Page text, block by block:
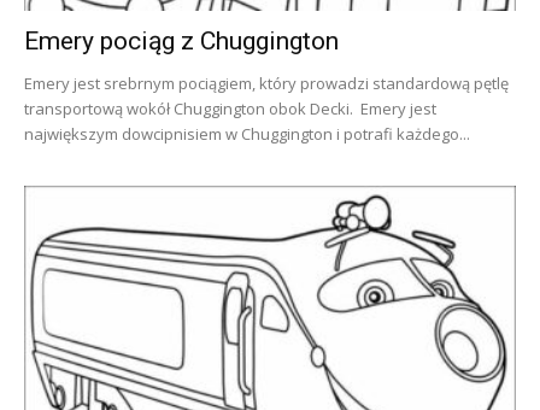
Emery pociąg z Chuggington
Emery jest srebrnym pociągiem, który prowadzi standardową pętlę
transportową wokół Chuggington obok Decki. Emery jest
największym dowcipnisiem w Chuggington i potrafi każdego...